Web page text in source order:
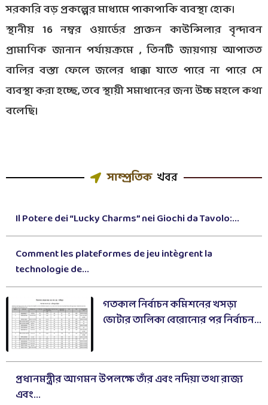
সরকারি বড় প্রকল্পের মাধ্যমে পাকাপাকি ব্যবস্থা হোক।
স্থানীয় 16 নম্বর ওয়ার্ডের প্রাক্তন কাউন্সিলার বৃন্দাবন
প্রামাণিক জানান পর্যায়ক্রমে , তিনটি জায়গায় আপাতত
বালির বস্তা ফেলে জলের ধাক্কা যাতে পারে না পারে সে
ব্যবস্থা করা হচ্ছে, তবে স্থায়ী সমাধানের জন্য উচ্চ মহলে কথা
বলেছি।
সাম্প্রতিক খবর
Il Potere dei “Lucky Charms” nei Giochi da Tavolo:...
Comment les plateformes de jeu intègrent la
technologie de...
গতকাল নির্বাচন কমিশনের খসড়া
ভোটার তালিকা বেরোনোর পর নির্বাচন...
প্রধানমন্ত্রীর আগমন উপলক্ষে তাঁর এবং নদিয়া তথা রাজ্য
এবং...